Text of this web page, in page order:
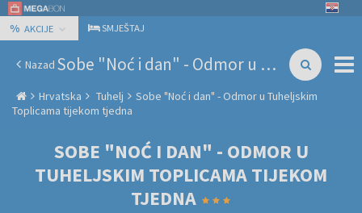
% AKCIJE SMJEŠTAJ
Nazad Sobe "Noć i dan" - Odmor u Tuheljskim Toplicama tijekom tjedna
Hrvatska Tuhelj
Sobe "Noć i dan" - Odmor u Tuheljskim
Toplicama tijekom tjedna
SOBE "NOĆ I DAN" - ODMOR U
TUHELJSKIM TOPLICAMA TIJEKOM
TJEDNA